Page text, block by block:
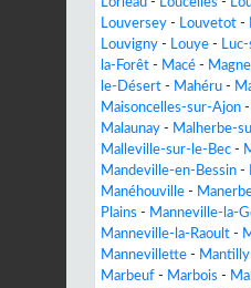
Louversey - Louvetot -
Louvigny - Louye -
la-Forêt - Macé -
le-Désert - Mahéru -
Maisoncelles-sur-Ajon -
Malaunay - Malherbe-
Malleville-sur-le-Bec -
Mandeville-en-Bessin -
Manéhouville -
Plains - Manneville-la-
Manneville-la-Raoult -
Mannevillette - Mantilly
Marbeuf - Marbois -